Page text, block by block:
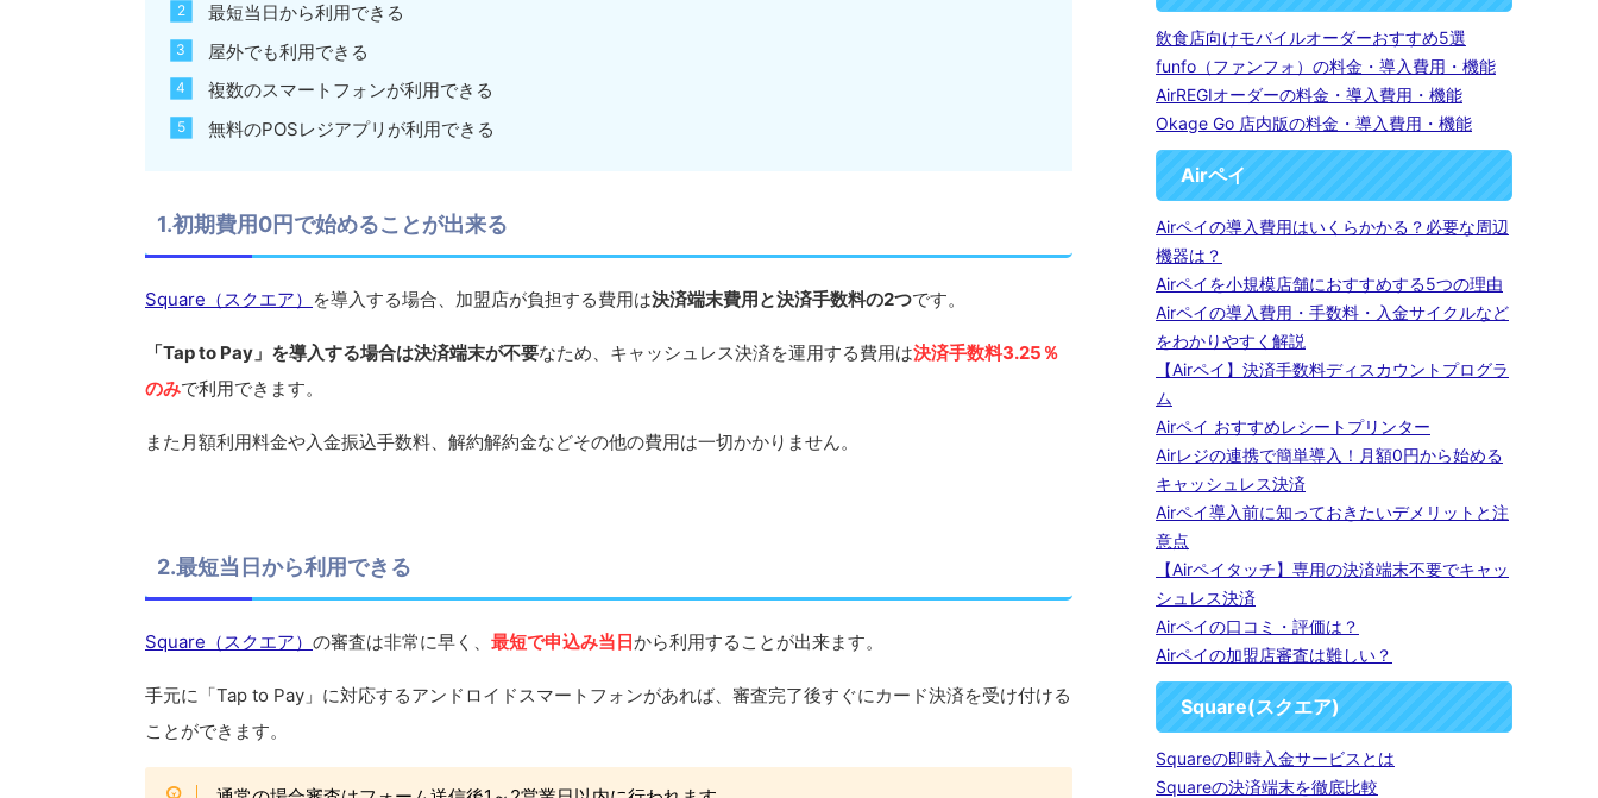
最短当日から利用できる
屋外でも利用できる
複数のスマートフォンが利用できる
無料のPOSレジアプリが利用できる
1.初期費用0円で始めることが出来る
Square（スクエア） を導入する場合、加盟店が負担する費用は決済端末費用と決済手数料の2つです。
「Tap to Pay」を導入する場合は決済端末が不要なため、キャッシュレス決済を運用する費用は決済手数料3.25％
のみで利用できます。
また月額利用料金や入金振込手数料、解約解約金などその他の費用は一切かかりません。
2.最短当日から利用できる
Square（スクエア） の審査は非常に早く、 最短で申込み当日から利用することが出来ます。
手元に「Tap to Pay」に対応するアンドロイドスマートフォンがあれば、審査完了後すぐにカード決済を受け付ける
ことができます。
飲食店向けモバイルオーダーおすすめ5選
funfo（ファンフォ）の料金・導入費用・機能
AirREGIオーダーの料金・導入費用・機能
Okage Go 店内版の料金・導入費用・機能
Airペイ
Airペイの導入費用はいくらかかる？必要な周辺
機器は？
Airペイを小規模店舗におすすめする5つの理由
Airペイの導入費用・手数料・入金サイクルなど
をわかりやすく解説
【Airペイ】決済手数料ディスカウントプログラ
ム
Airペイ おすすめレシートプリンター
Airレジの連携で簡単導入！月額0円から始める
キャッシュレス決済
Airペイ導入前に知っておきたいデメリットと注
意点
【Airペイタッチ】専用の決済端末不要でキャッ
シュレス決済
Airペイの口コミ・評価は？
Airペイの加盟店審査は難しい？
Square(スクエア)
Squareの即時入金サービスとは
Squareの決済端末を徹底比較